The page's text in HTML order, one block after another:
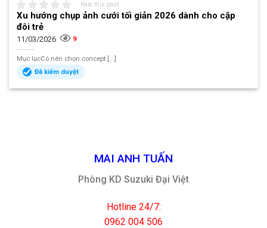
Rate this post
Xu hướng chụp ảnh cưới tối giản 2026 dành cho cặp
đôi trẻ
11/03/2026 9
Mục lụcCó nên chọn concept [...]
Đã kiểm duyệt
MAI ANH TUẤN
Phòng KD Suzuki Đại Việt
Hotline 24/7:
0962 004 506